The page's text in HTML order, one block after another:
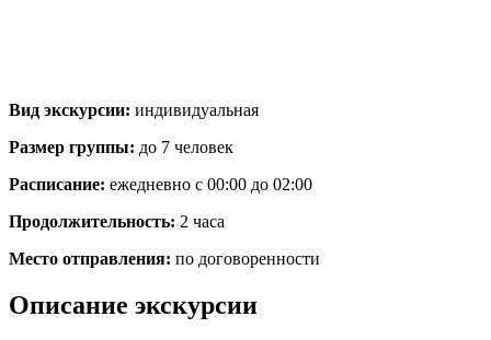
Вид экскурсии: индивидуальная
Размер группы: до 7 человек
Расписание: ежедневно с 00:00 до 02:00
Продолжительность: 2 часа
Место отправления: по договоренности
Описание экскурсии